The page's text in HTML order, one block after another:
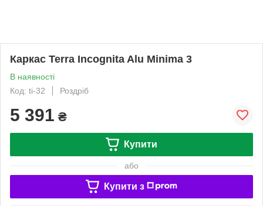
Каркас Terra Incognita Alu Minima 3
В наявності
Код: ti-32
Роздріб
5 391 ₴
Купити
або
Купити з